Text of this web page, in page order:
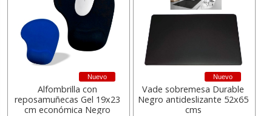
Nuevo
Alfombrilla con
reposamuñecas Gel 19x23
cm económica Negro
Nuevo
Vade sobremesa Durable
Negro antideslizante 52x65
cms